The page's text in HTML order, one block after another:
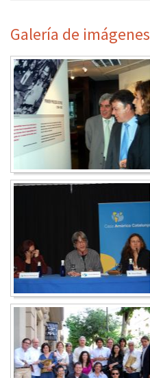
Galería de imágenes